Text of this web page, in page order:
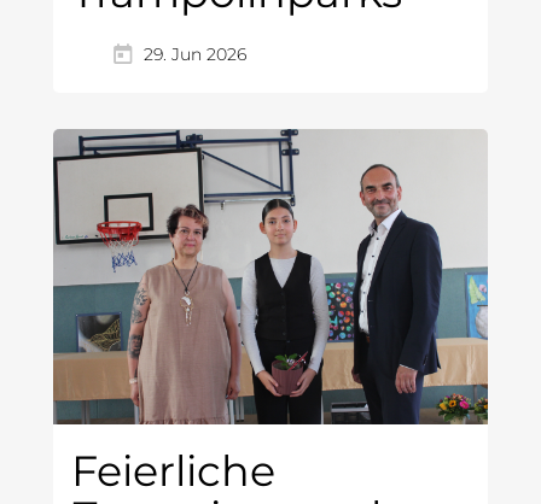
29. Jun 2026
Feierliche